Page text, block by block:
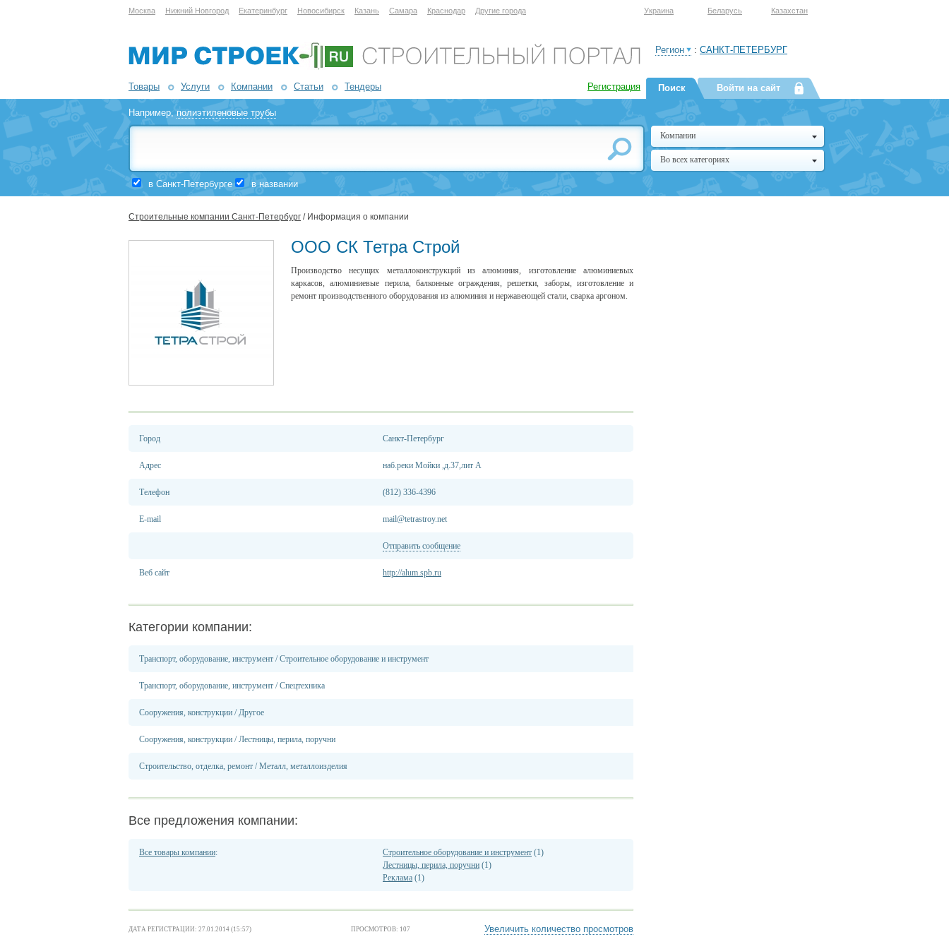
Москва Нижний Новгород Екатеринбург Новосибирск Казань Самара Краснодар Другие города Украина Беларусь Казахстан
Товары Услуги Компании Статьи Тендеры Регистрация
Регион : САНКТ-ПЕТЕРБУРГ
Например,полиэтиленовые трубы
в Санкт-Петербурге в названии
Поиск Войти на сайт
Компании
Во всех категориях
Строительные компании Санкт-Петербург / Информация о компании
ООО СК Тетра Строй
Производство несущих металлоконструкций из алюминия, изготовление алюминиевых
каркасов, алюминиевые перила, балконные ограждения, решетки, заборы, изготовление и
ремонт производственного оборудования из алюминия и нержавеющей стали, сварка аргоном.
Город Санкт-Петербург
Адрес наб.реки Мойки ,д.37,лит А
Телефон (812) 336-4396
E-mail mail@tetrastroy.net
Отправить сообщение
Веб сайт http://alum.spb.ru
Категории компании:
Транспорт, оборудование, инструмент /Строительное оборудование и инструмент
Транспорт, оборудование, инструмент /Спецтехника
Сооружения, конструкции /Другое
Сооружения, конструкции /Лестницы, перила, поручни
Строительство, отделка, ремонт /Металл, металлоизделия
Все предложения компании:
Все товары компании: Строительное оборудование и инструмент (1)
Лестницы, перила, поручни (1)
Реклама (1)
ДАТА РЕГИСТРАЦИИ: 27.01.2014 (15:57) ПРОСМОТРОВ: 107 Увеличить количество просмотров